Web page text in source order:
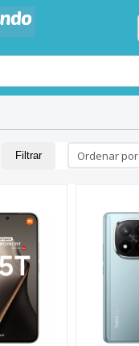
Filtrar Ordenar por